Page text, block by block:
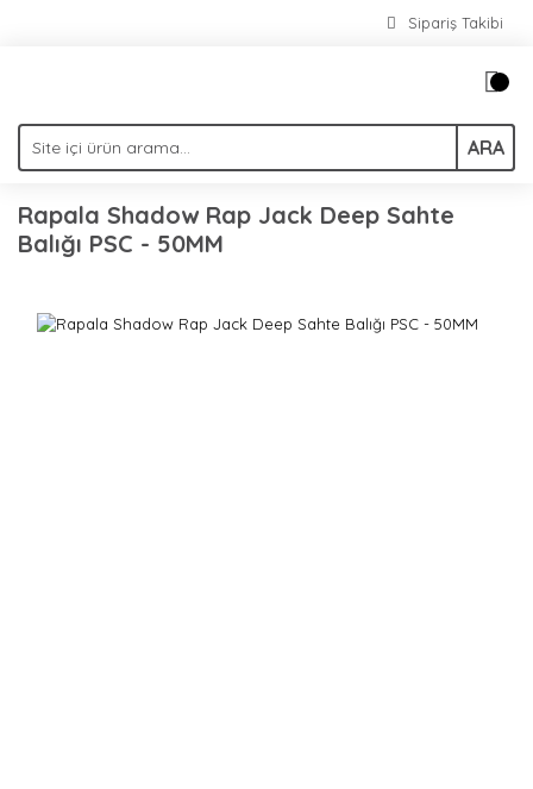
Sipariş Takibi
ARA
Rapala Shadow Rap Jack Deep Sahte
Balığı PSC - 50MM